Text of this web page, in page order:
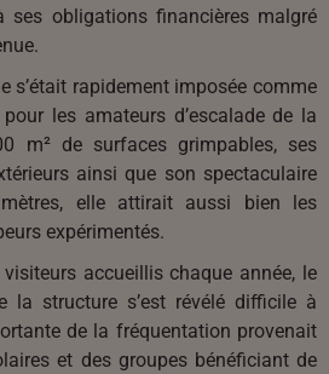
ses obligations financières malgré
s’était rapidement imposée comme
les amateurs d’escalade de la
m² de surfaces grimpables, ses
ainsi que son spectaculaire
elle attirait aussi bien les
expérimentés.
accueillis chaque année, le
la structure s’est révélé difficile à
de la fréquentation provenait
et des groupes bénéficiant de